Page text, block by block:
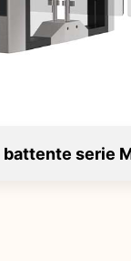
battente serie